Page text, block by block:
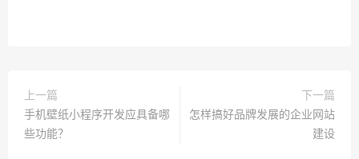
上一篇
手机壁纸小程序开发应具备哪
些功能？
下一篇
怎样搞好品牌发展的企业网站
建设